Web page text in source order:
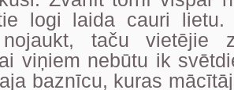
logi laida cauri
nojaukt, taču vietējie
viņiem nebūtu ik
baznīcu, kuras